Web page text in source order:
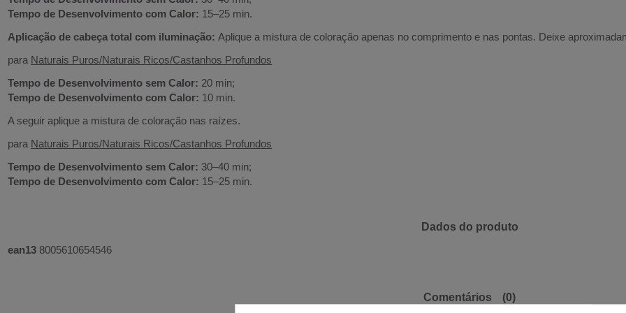
Tempo de Desenvolvimento com Calor: 15–25 min.
Aplicação de cabeça total com iluminação:Aplique a mistura de coloração apenas no comprimento e nas pontas. Deixe
para Naturais Puros/Naturais Ricos/Castanhos Profundos
Tempo de Desenvolvimento sem Calor: 20 min;
Tempo de Desenvolvimento com Calor: 10 min.
A seguir aplique a mistura de coloração nas raízes.
para Naturais Puros/Naturais Ricos/Castanhos Profundos
Tempo de Desenvolvimento sem Calor: 30–40 min;
Tempo de Desenvolvimento com Calor: 15–25 min.
Dados do produto
ean13 8005610654546
Comentários
(0)